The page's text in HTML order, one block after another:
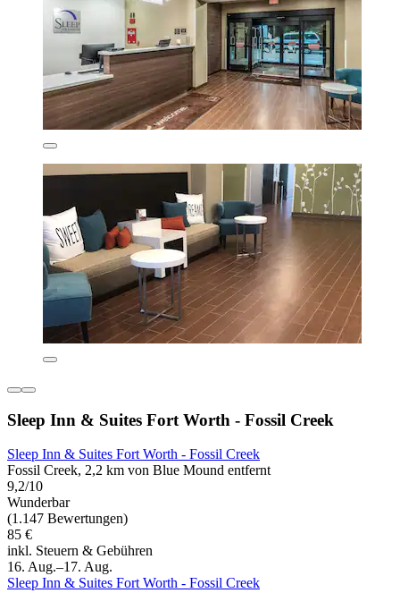
Sleep Inn & Suites Fort Worth - Fossil Creek
Sleep Inn & Suites Fort Worth - Fossil Creek
Fossil Creek, 2,2 km von Blue Mound entfernt
9,2/10
Wunderbar
(1.147 Bewertungen)
85 €
inkl. Steuern & Gebühren
16. Aug.–17. Aug.
Sleep Inn & Suites Fort Worth - Fossil Creek